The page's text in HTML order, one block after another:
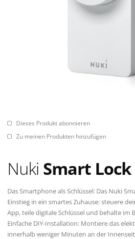
Dieses Produkt abonnieren
Zu meinen Produkten hinzufügen
Nuki Smart Lock
Das Smartphone als Schlüssel: Das Nuki
Einstieg in ein smartes Zuhause: steuere
App, teile digitale Schlüssel und behalte im
Einfache DIY-Installation: Montiere das
innerhalb weniger Minuten an der